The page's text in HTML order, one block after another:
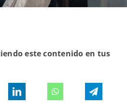
este contenido en tus